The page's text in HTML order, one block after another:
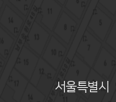
서울특별